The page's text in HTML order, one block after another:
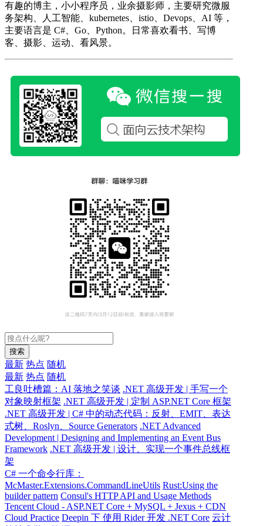
有趣的博主，小小程序员，业余摄影师，主要研究微服
务架构、人工智能、kubernetes、istio、Devops、AI 等，
主要语言是 C#、Go、Python。日常喜欢看书、写博
客、摄影、运动、看风景。
搜索
最新 热点 随机
最新 热点 随机
工良吐槽篇：AI 落地之笑谈 .NET 高级开发 | 手写一个
对象映射框架 .NET 高级开发 | 定制 ASP.NET Core 框架
.NET 高级开发 | C# 中的动态代码：反射、EMIT、表达
式树、Roslyn、Source Generators .NET Advanced
Development | Designing and Implementing an Event Bus
Framework .NET 高级开发 | 设计、实现一个事件总线框
架
C# 一个命令行库：
McMaster.Extensions.CommandLineUtils Rust:Using the
builder pattern Consul's HTTP API and Usage Methods
Tencent Cloud - ASP.NET Core + MySQL + Jexus + CDN
Cloud Practice Deepin 下 使用 Rider 开发 .NET Core 云计